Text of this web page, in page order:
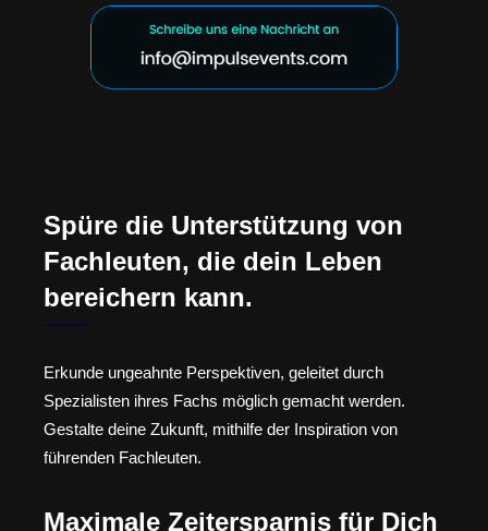
Spüre die Unterstützung von
Fachleuten, die dein Leben
bereichern kann.
Erkunde ungeahnte Perspektiven, geleitet durch
Spezialisten ihres Fachs möglich gemacht werden.
Gestalte deine Zukunft, mithilfe der Inspiration von
führenden Fachleuten.
Maximale Zeitersparnis für Dich